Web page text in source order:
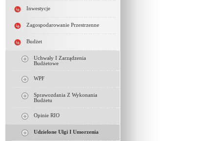
Inwestycje
Zagospodarowanie Przestrzenne
Budżet
Uchwały I Zarządzenia
Budżetowe
WPF
Sprawozdania Z Wykonania
Budżetu
Opinie RIO
Udzielone Ulgi I Umorzenia